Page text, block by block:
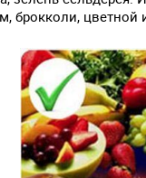
брокколи, цветной